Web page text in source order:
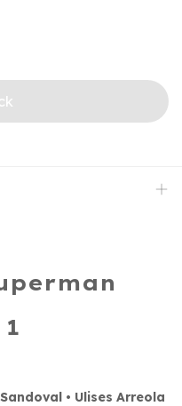
• Ulises Arreola